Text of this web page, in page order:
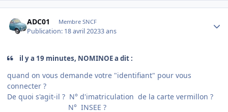
ADC01 Membre SNCF
Publication: 18 avril 20233 ans
il y a 19 minutes, NOMINOE a dit :
quand on vous demande votre "identifiant" pour vous
connecter ?
De quoi s'agit-il ? N° d'imatriculation de la carte vermillon ?
N° INSEE ?